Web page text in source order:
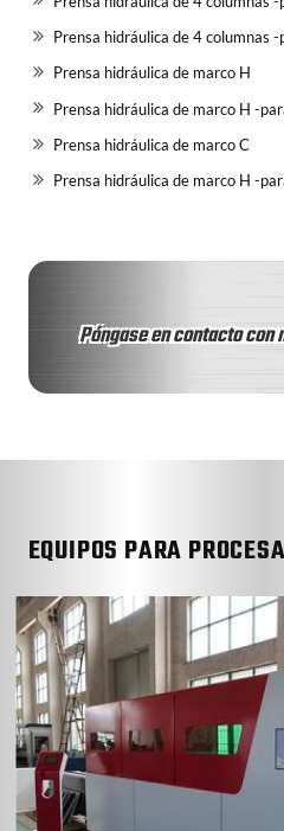
Prensa hidráulica de 4 columnas
Prensa hidráulica de marco H
Prensa hidráulica de marco H -
Prensa hidráulica de marco C
Prensa hidráulica de marco H -
Póngase en contacto con
EQUIPOS PARA